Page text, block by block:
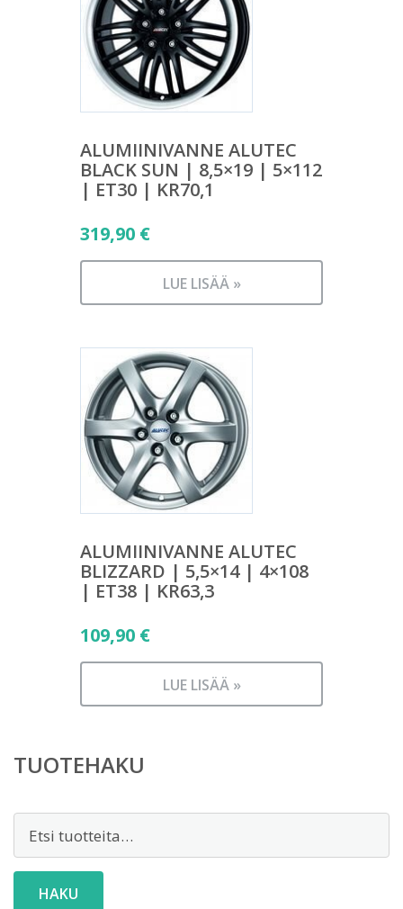
ALUMIINIVANNE ALUTEC
BLACK SUN | 8,5×19 | 5×112
| ET30 | KR70,1
319,90 €
LUE LISÄÄ »
ALUMIINIVANNE ALUTEC
BLIZZARD | 5,5×14 | 4×108
| ET38 | KR63,3
109,90 €
LUE LISÄÄ »
TUOTEHAKU
HAKU